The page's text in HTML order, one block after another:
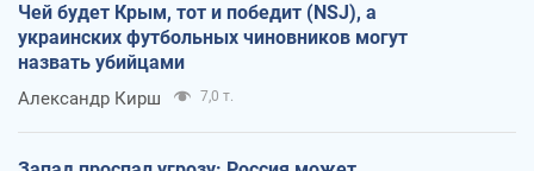
Чей будет Крым, тот и победит (NSJ), а
украинских футбольных чиновников могут
назвать убийцами
Александр Кирш 7,0 т.